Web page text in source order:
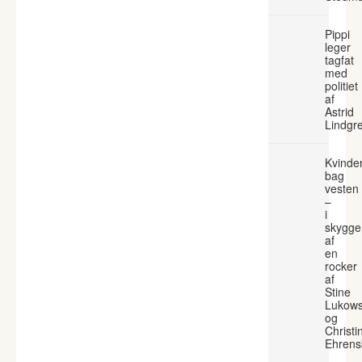
Pippi
leger
tagfat
med
politiet
af
Astrid
bag
vesten
–
i
af
en
rocker
af
Stine
og